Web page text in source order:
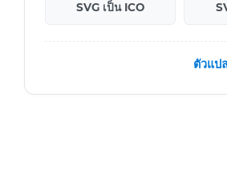
SVG เป็น ICO
ตัวแป